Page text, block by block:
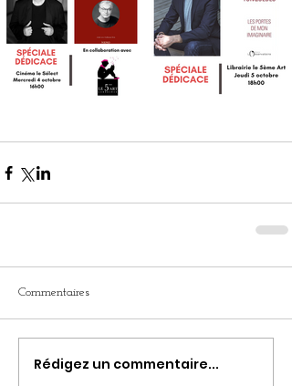
Commentaires
Rédigez un commentaire...